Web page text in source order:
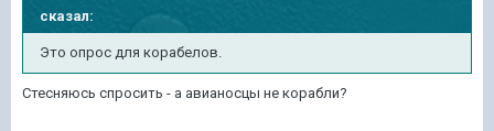
сказал:
Это опрос для корабелов.
Стесняюсь спросить - а авианосцы не корабли?